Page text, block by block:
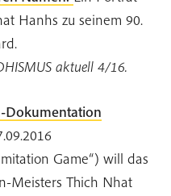
Hanhs zu seinem 90.
aktuell 4/16.
Dokumentation
Game“) will das
Meisters Thich Nhat